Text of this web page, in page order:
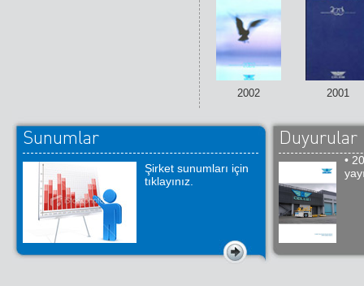
2002 2001
Sunumlar
Şirket sunumları için
tıklayınız.
Duyurular
•